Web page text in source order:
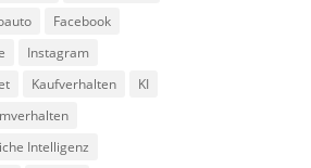
Facebook
Instagram
Kaufverhalten
KI
Intelligenz